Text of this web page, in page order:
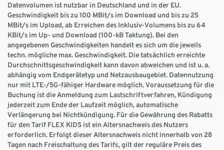
Datenvolumen ist nutzbar in Deutschland und in der EU.
Geschwindigkeit bis zu 100 MBit/s im Download und bis zu 25
MBit/s im Upload, ab Erreichen des Inklusiv-Volumens bis zu 64
KBit/s im Up- und Download (100-kB Taktung). Bei den
angegebenen Geschwindigkeiten handelt es sich um die jeweils
techn. mögliche max. Geschwindigkeit. Die tatsächlich erreichte
Durchschnittsgeschwindigkeit kann davon abweichen und ist u. a.
abhängig vom Endgerätetyp und Netzausbaugebiet. Datennutzung
nur mit LTE-/5G-fähiger Hardware möglich. Voraussetzung für die
Buchung ist die Anmeldung zum Lastschriftverfahren, Kündigung
jederzeit zum Ende der Laufzeit möglich, automatische
Verlängerung bei Nichtkündigung. Für die Gewährung des Rabatts
für den Tarif FLEX KIDS ist ein Altersnachweis des Nutzers
erforderlich. Erfolgt dieser Altersnachweis nicht innerhalb von 28
Tagen nach Freischaltung des Tarifs, gilt der reguläre Preis des